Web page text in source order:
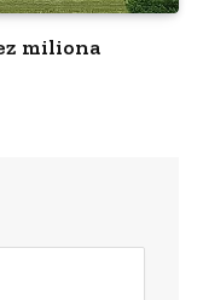
miliona